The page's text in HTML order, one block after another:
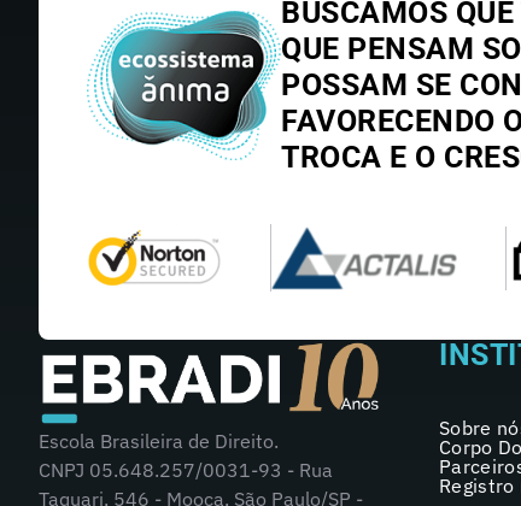
BUSCAMOS
QUE PENSAM
POSSAM SE
FAVORECENDO
TROCA E O
Escola Brasileira de Direito.
CNPJ 05.648.257/0031-93 - Rua
Taquari, 546 - Mooca, São Paulo/SP -
Sobre
Corpo
Registro